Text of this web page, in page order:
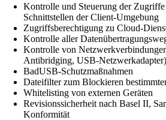
Kontrolle und Steuerung der
Schnittstellen der Client-Umgebung
Zugriffsberechtigung zu Cloud-
Kontrolle aller
Kontrolle von
Antibridging, USB-Netzwerkadapter)
BadUSB-Schutzmaßnahmen
Dateifilter zum Blockieren
Whitelisting von externen Geräten
Revisionssicherheit nach Basel II,
Konformität